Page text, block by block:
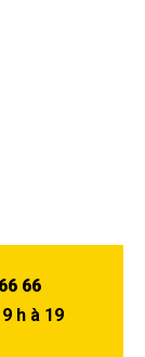
66
h à 19